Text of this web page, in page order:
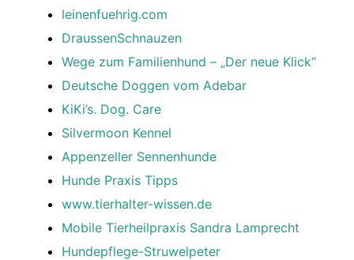
leinenfuehrig.com
DraussenSchnauzen
Wege zum Familienhund – „Der neue Klick“
Deutsche Doggen vom Adebar
KiKi’s. Dog. Care
Silvermoon Kennel
Appenzeller Sennenhunde
Hunde Praxis Tipps
www.tierhalter-wissen.de
Mobile Tierheilpraxis Sandra Lamprecht
Hundepflege-Struwelpeter